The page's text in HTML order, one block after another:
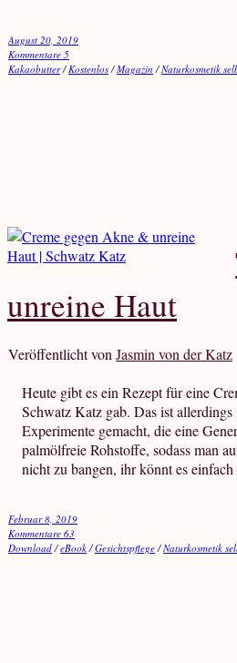
August 20, 2019
Kommentare 5
Kakaobutter/Kostenlos/Magazin /Naturkosmetik
unreine Haut
Veröffentlicht von Jasmin von der Katz
Heute gibt es ein Rezept für eine
Schwatz Katz gab. Das ist
Experimente gemacht, die eine
palmölfreie Rohstoffe, sodass man
nicht zu bangen, ihr könnt es
Februar 8, 2019
Kommentare 63
Download/eBook/Gesichtspflege/Naturkosmetik